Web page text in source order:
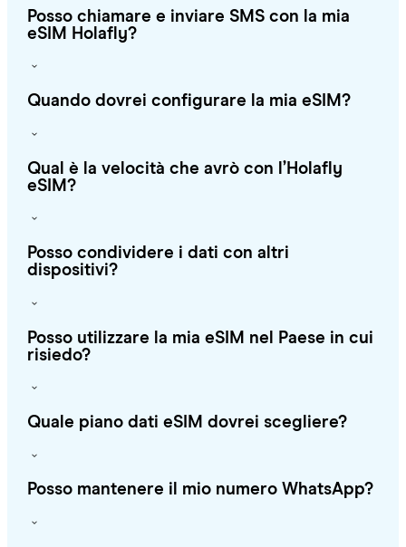
Posso chiamare e inviare SMS con la mia
eSIM Holafly?
Quando dovrei configurare la mia eSIM?
Qual è la velocità che avrò con l’Holafly
eSIM?
Posso condividere i dati con altri
dispositivi?
Posso utilizzare la mia eSIM nel Paese in cui
risiedo?
Quale piano dati eSIM dovrei scegliere?
Posso mantenere il mio numero WhatsApp?